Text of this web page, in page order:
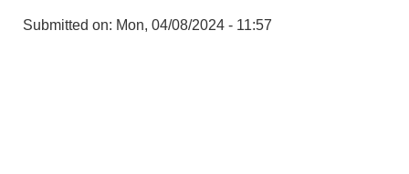
Submitted on: Mon, 04/08/2024 - 11:57